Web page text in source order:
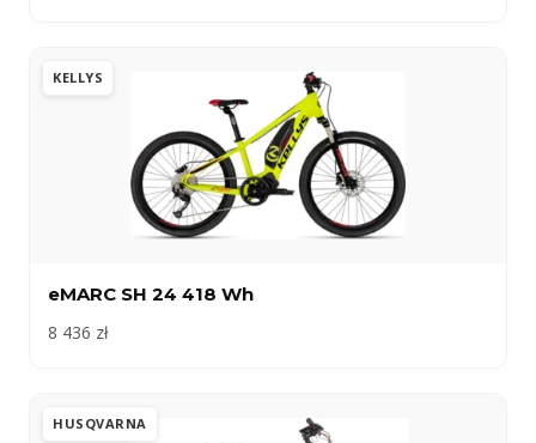
KELLYS
eMARC SH 24 418 Wh
8 436 zł
HUSQVARNA